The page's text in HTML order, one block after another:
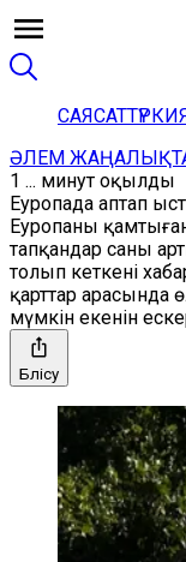
САЯСАТ
ӘЛЕМ
1 ... минут оқылды
Еуропада аптап
Еуропаны
тапқандар саны
толып кеткені
қарттар арасында
мүмкін екенін
Бөлісу